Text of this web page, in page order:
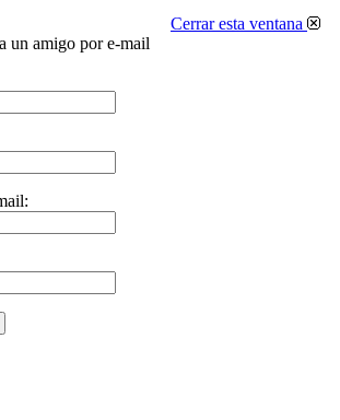
Cerrar esta ventana
un amigo por e-mail